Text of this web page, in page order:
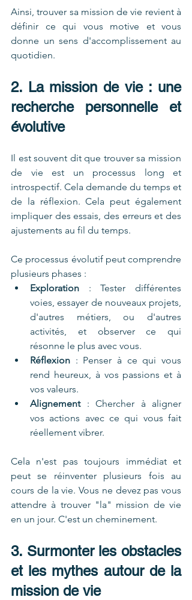
Ainsi, trouver sa mission de vie revient à
définir ce qui vous motive et vous
donne un sens d'accomplissement au
quotidien.
2. La mission de vie : une
recherche personnelle et
évolutive
Il est souvent dit que trouver sa mission
de vie est un processus long et
introspectif. Cela demande du temps et
de la réflexion. Cela peut également
impliquer des essais, des erreurs et des
ajustements au fil du temps.
Ce processus évolutif peut comprendre
plusieurs phases :
Exploration : Tester différentes
voies, essayer de nouveaux projets,
d'autres métiers, ou d'autres
activités, et observer ce qui
résonne le plus avec vous.
Réflexion : Penser à ce qui vous
rend heureux, à vos passions et à
vos valeurs.
Alignement : Chercher à aligner
vos actions avec ce qui vous fait
réellement vibrer.
Cela n'est pas toujours immédiat et
peut se réinventer plusieurs fois au
cours de la vie. Vous ne devez pas vous
attendre à trouver "la" mission de vie
en un jour. C'est un cheminement.
3. Surmonter les obstacles
et les mythes autour de la
mission de vie